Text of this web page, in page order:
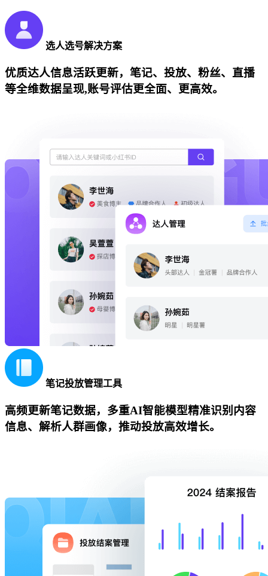
选人选号解决方案
优质达人信息活跃更新，笔记、投放、粉丝、直播
等全维数据呈现,账号评估更全面、更高效。
笔记投放管理工具
高频更新笔记数据，多重AI智能模型精准识别内容
信息、解析人群画像，推动投放高效增长。